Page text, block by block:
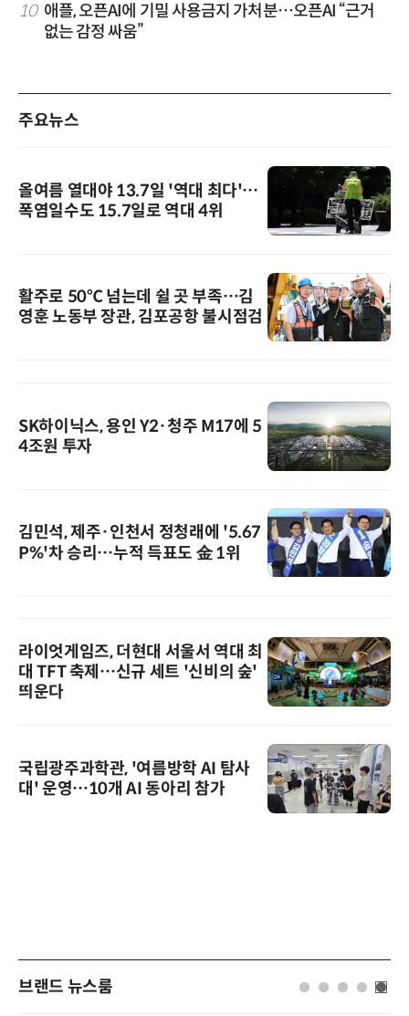
10 애플, 오픈AI에 기밀 사용금지 가처분…오픈AI “근거
없는 감정 싸움”
주요뉴스
올여름 열대야 13.7일 '역대 최다'…
폭염일수도 15.7일로 역대 4위
활주로 50℃ 넘는데 쉴 곳 부족…김
영훈 노동부 장관, 김포공항 불시점검
SK하이닉스, 용인 Y2·청주 M17에 5
4조원 투자
김민석, 제주·인천서 정청래에 '5.67
P%'차 승리…누적 득표도 金 1위
라이엇게임즈, 더현대 서울서 역대 최
대 TFT 축제…신규 세트 '신비의 숲'
띄운다
국립광주과학관, '여름방학 AI 탐사
대' 운영…10개 AI 동아리 참가
브랜드 뉴스룸